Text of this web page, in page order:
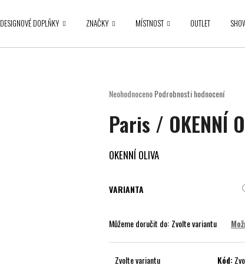
DESIGNOVÉ DOPLŇKY ZNAČKY MÍSTNOST OUTLET
Průměrné
produktu
je
z
5
NeohodnocenoPodrobnosti hodnocení
Paris / OKENNÍ
OKENNÍ OLIVA
VARIANTA
Můžeme doručit do: Zvolte variantu
Zvolte variantu Kód: